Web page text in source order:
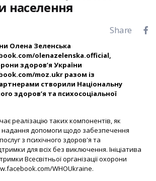
населення
Share
Олена Зеленська
olenazelenska.official,
здоров’я України
moz.ukr разом із
створили Національну
здоров’я та психосоціальної
реалізацію таких компонентів, як
надання допомоги щодо забезпечення
з психічного здоров'я та
для всіх без виключення. Ініціатива
Всесвітньої організації охорони
WHOUkraine.